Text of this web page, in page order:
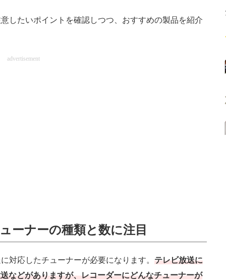
たいポイントを確認しつつ、おすすめの製品を紹介
advertisement
ーナーの種類と数に注目
応したチューナーが必要になります。 テレビ放送に
などがありますが、レコーダーにどんなチューナーが